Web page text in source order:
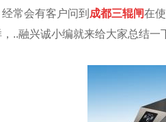
经常会有客户问到 成都三辊闸在
..融兴诚小编就来给大家总结一